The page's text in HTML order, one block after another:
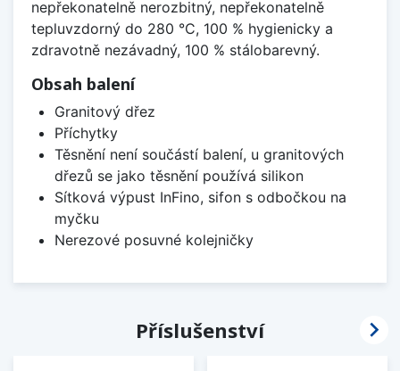
nepřekonatelně nerozbitný, nepřekonatelně
tepluvzdorný do 280 °C, 100 % hygienicky a
zdravotně nezávadný, 100 % stálobarevný.
Obsah balení
Granitový dřez
Příchytky
Těsnění není součástí balení, u granitových
dřezů se jako těsnění používá silikon
Sítková výpust InFino, sifon s odbočkou na
myčku
Nerezové posuvné kolejničky
Příslušenství 